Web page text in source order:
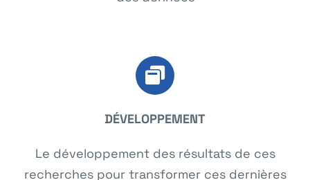
DÉVELOPPEMENT
Le développement des résultats de ces
recherches pour transformer ces dernières